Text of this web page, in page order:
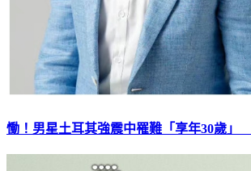
慟！男星土耳其強震中罹難「享年30歲」